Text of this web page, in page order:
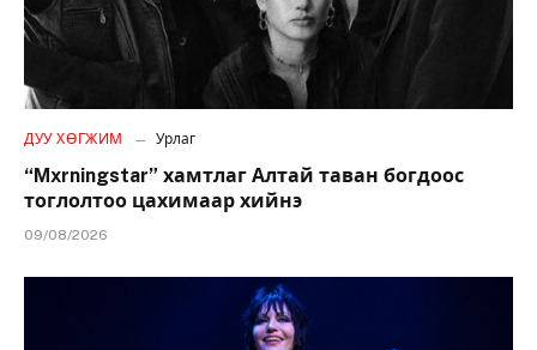
ДУУ ХӨГЖИМ Урлаг
“Mxrningstar” хамтлаг Алтай таван богдоос
тоглолтоо цахимаар хийнэ
09/08/2026